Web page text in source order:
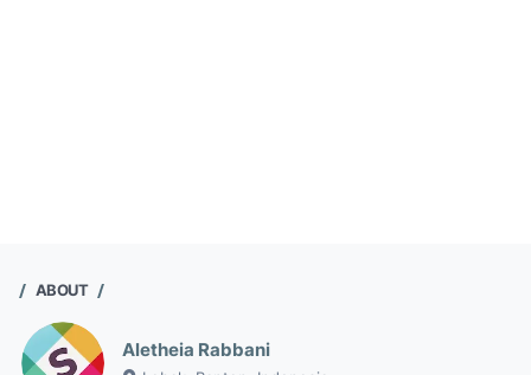
ABOUT
Aletheia Rabbani